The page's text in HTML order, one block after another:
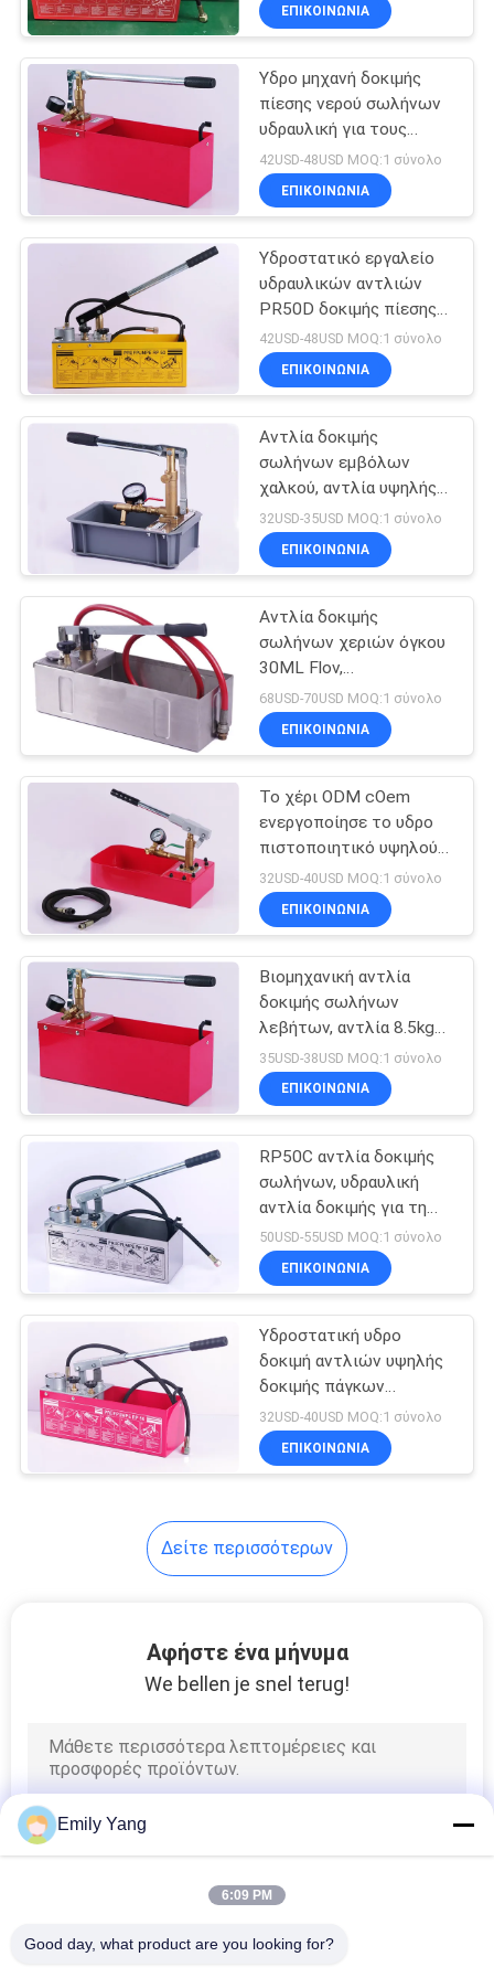
ΈΛΕΓΧΟΣ
ΠΟΙΌΤΗΤΑΣ
ΕΠΙΚΟΙΝΩΝΉΣΤΕ
ΜΑΣ
ΕΙΔΉΣΕΙΣ
ΜΠΛΟΓΚ
ΖΗΤΉΣΤΕ
ΠΡΟΣΦΟΡΆ
SITEMAP
PRIVACY
POLICY
σωλήνων
Μηχανή
συγκόλλησης
Electrofusion
75
Μηχανή
συγκόλλησης
Geomembrane
122
Μηχανή
συγκόλλησης
εξώθησης
102
Χειρωνακτική
μηχανή
συγκόλλησης
τήξης άκρης
Μηχανή
συγκόλλησης
τήξης υποδοχών
86
Μηχανή τήξης
σελών
Μηχανή
επεξεργασίας
Πλαστική μηχανή
συγκόλλησης
φύλλων
ΕΠΙΚΟΙΝΩΝΙΑ
Υδρο μηχανή δοκιμής
πίεσης νερού σωλήνων
υδραυλική για τους
βιομηχανικούς λέβητες
42USD-48USD MOQ:1 σύνολο
ΕΠΙΚΟΙΝΩΝΙΑ
Υδροστατικό εργαλείο
υδραυλικών αντλιών
PR50D δοκιμής πίεσης
ODM cOem
42USD-48USD MOQ:1 σύνολο
ΕΠΙΚΟΙΝΩΝΙΑ
Αντλία δοκιμής
σωλήνων εμβόλων
χαλκού, αντλία υψηλής
υδροστατική δοκιμής
32USD-35USD MOQ:1 σύνολο
ΕΠΙΚΟΙΝΩΝΙΑ
Αντλία δοκιμής
σωλήνων χεριών όγκου
30ML Flov,
χειρωνακτική
υδροστατική αντλία
δοκιμής
68USD-70USD MOQ:1 σύνολο
ΕΠΙΚΟΙΝΩΝΙΑ
Το χέρι ODM cOem
ενεργοποίησε το υδρο
πιστοποιητικό υψηλού
CE αντλιών δοκιμής
32USD-40USD MOQ:1 σύνολο
ΕΠΙΚΟΙΝΩΝΙΑ
Βιομηχανική αντλία
δοκιμής σωλήνων
λεβήτων, αντλία 8.5kgs
υψηλής υδρο δοκιμής
35USD-38USD MOQ:1 σύνολο
ΕΠΙΚΟΙΝΩΝΙΑ
RP50C αντλία δοκιμής
σωλήνων, υδραυλική
αντλία δοκιμής για τη
δοκιμή πίεσης
50USD-55USD MOQ:1 σύνολο
ΕΠΙΚΟΙΝΩΝΙΑ
Υδροστατική υδρο
δοκιμή αντλιών υψηλής
δοκιμής πάγκων
χειρωνακτική υδραυλική
32USD-40USD MOQ:1 σύνολο
ΕΠΙΚΟΙΝΩΝΙΑ
Δείτε περισσότερων
Αφήστε ένα μήνυμα
We bellen je snel terug!
Emily Yang
6:09 PM
Good day, what product are you looking for?